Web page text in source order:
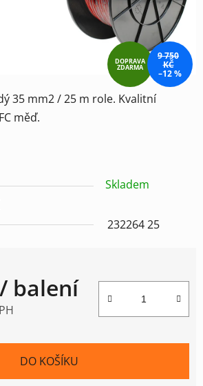
35 mm2 / 25 m role. Kvalitní
měď.
Skladem
232264 25
/ balení
DO KOŠÍKU
DOPRAVA
ZDARMA
9 750
KČ
–12 %